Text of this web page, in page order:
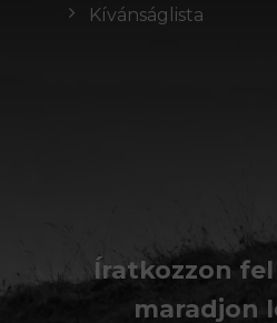
Kívánságlista
Íratkozzon
maradjon